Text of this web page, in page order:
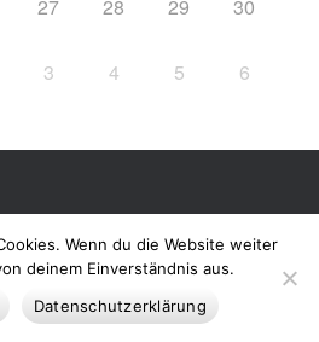
27 28 29 30
3 4 5 6
Wenn du die Website weiter
deinem Einverständnis aus.
Datenschutzerklärung